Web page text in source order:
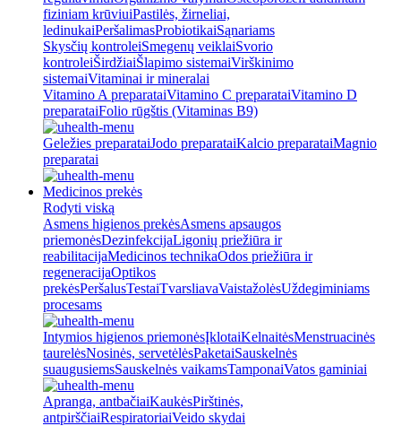
fiziniam krūviuiPastilės, žirneliai,
ledinukaiPeršalimasProbiotikaiSąnariams
Skysčių kontroleiSmegenų veiklaiSvorio
kontroleiŠirdžiaiŠlapimo sistemaiVirškinimo
sistemaiVitaminai ir mineralai
Vitamino A preparataiVitamino C preparataiVitamino D
preparataiFolio rūgštis (Vitaminas B9)
Geležies preparataiJodo preparataiKalcio preparataiMagnio
preparatai
Medicinos prekės
Rodyti viską
Asmens higienos prekėsAsmens apsaugos
priemonėsDezinfekcijaLigonių priežiūra ir
reabilitacijaMedicinos technikaOdos priežiūra ir
regeneracijaOptikos
prekėsPeršalusTestaiTvarsliavaVaistažolėsUždegiminiams
procesams
Intymios higienos priemonėsĮklotaiKelnaitėsMenstruacinės
taurelėsNosinės, servetėlėsPaketaiSauskelnės
suaugusiemsSauskelnės vaikamsTamponaiVatos gaminiai
Apranga, antbačiaiKaukėsPirštinės,
antpirščiaiRespiratoriaiVeido skydai